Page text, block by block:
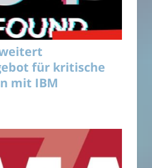
für kritische
mit IBM